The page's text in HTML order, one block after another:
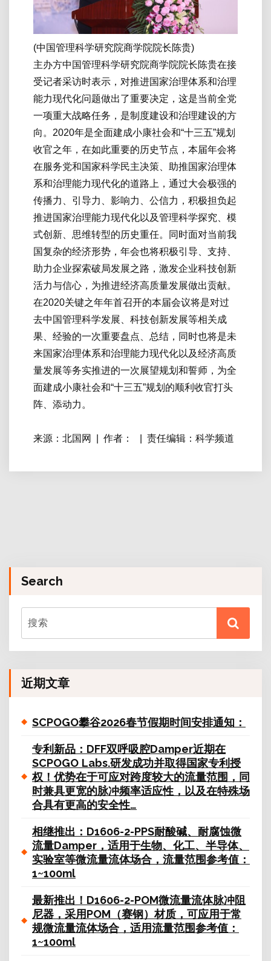
(中国管理科学研究院商学院院长陈贵)
主办方中国管理科学研究院商学院院长陈贵在接
受记者采访时表示，对推进国家治理体系和治理
能力现代化问题做出了重要决定，这是当前全党
一项重大战略任务，是制度建设和治理建设的方
向。2020年是全面建成小康社会和“十三五”规划
收官之年，在如此重要的历史节点，本届年会将
在服务党和国家科学民主决策、助推国家治理体
系和治理能力现代化的道路上，通过大会极强的
传播力、引导力、影响力、公信力，积极担负起
推进国家治理能力现代化以及管理科学探究、模
式创新、思维转型的历史重任。同时面对当前我
国复杂的经济形势，年会也将积极引导、支持、
助力企业探索破局发展之路，激发企业科技创新
活力与信心，为推进经济高质量发展做出贡献。
在2020关键之年年首召开的本届会议将是对过
去中国管理科学发展、科技创新发展等相关成
果、经验的一次重要盘点、总结，同时也将是未
来国家治理体系和治理能力现代化以及经济高质
量发展等务实推进的一次展望规划和誓师，为全
面建成小康社会和“十三五”规划的顺利收官打头
阵、添动力。
来源：北国网 作者： 责任编辑：科学频道
Search
近期文章
SCPOGO攀谷2026春节假期时间安排通知：
专利新品：DFF双呼吸腔Damper近期在
SCPOGO Labs.研发成功并取得国家专利授
权！优势在于可应对跨度较大的流量范围，同
时兼具更宽的脉冲频率适应性，以及在特殊场
合具有更高的安全性…
相继推出：D1606-2-PPS耐酸碱、耐腐蚀微
流量Damper，适用于生物、化工、半导体、
实验室等微流量流体场合，流量范围参考值：
1~100ml
最新推出！D1606-2-POM微流量流体脉冲阻
尼器，采用POM（赛钢）材质，可应用于常
规微流量流体场合，适用流量范围参考值：
1~100ml